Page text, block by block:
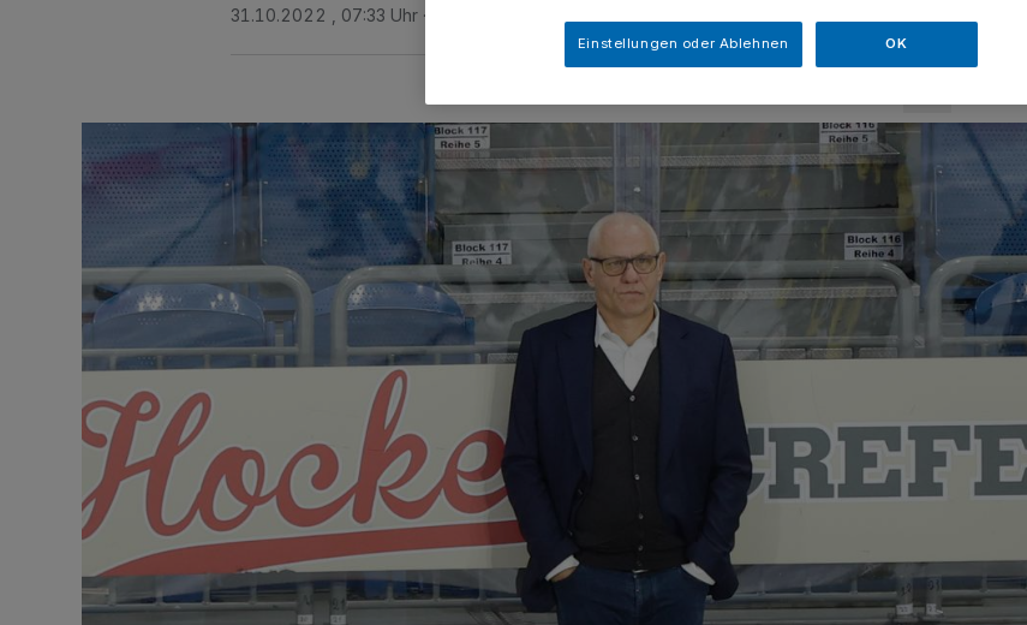
31.10.2022 , 07:33 Uhr
Einstellungen oder Ablehnen OK